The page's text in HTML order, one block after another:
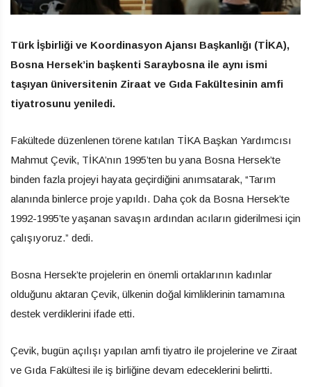
Türk İşbirliği ve Koordinasyon Ajansı Başkanlığı (TİKA),
Bosna Hersek’in başkenti Saraybosna ile aynı ismi
taşıyan üniversitenin Ziraat ve Gıda Fakültesinin amfi
tiyatrosunu yeniledi.
Fakültede düzenlenen törene katılan TİKA Başkan Yardımcısı
Mahmut Çevik, TİKA’nın 1995’ten bu yana Bosna Hersek’te
binden fazla projeyi hayata geçirdiğini anımsatarak, “Tarım
alanında binlerce proje yapıldı. Daha çok da Bosna Hersek’te
1992-1995’te yaşanan savaşın ardından acıların giderilmesi için
çalışıyoruz.” dedi.
Bosna Hersek’te projelerin en önemli ortaklarının kadınlar
olduğunu aktaran Çevik, ülkenin doğal kimliklerinin tamamına
destek verdiklerini ifade etti.
Çevik, bugün açılışı yapılan amfi tiyatro ile projelerine ve Ziraat
ve Gıda Fakültesi ile iş birliğine devam edeceklerini belirtti.